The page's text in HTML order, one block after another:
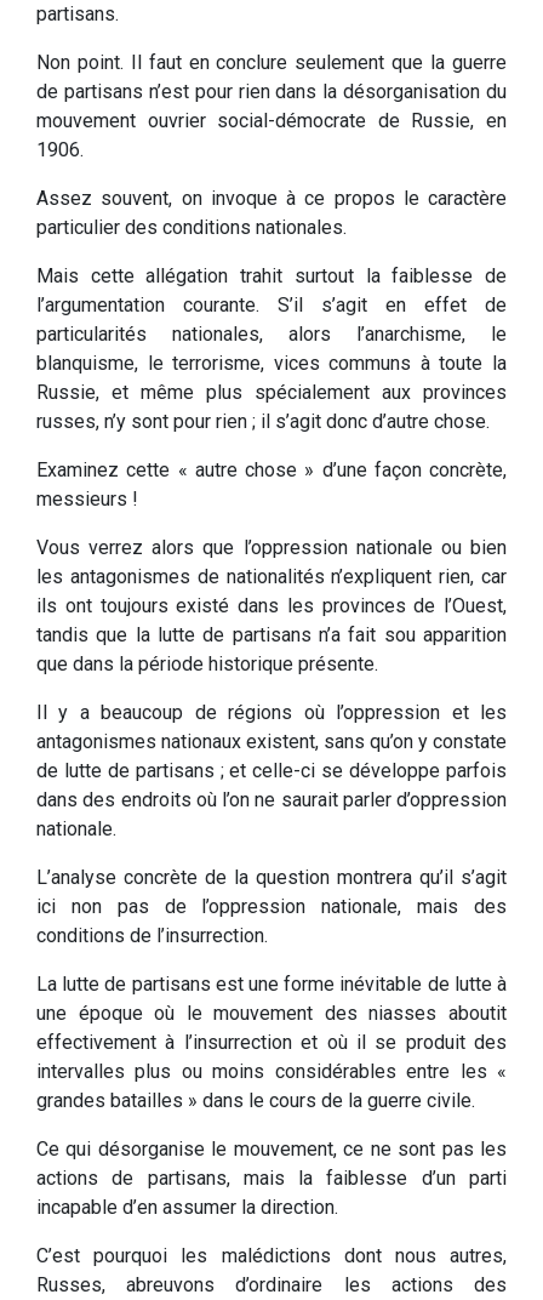
partisans.
Non point. Il faut en conclure seulement que la guerre
de partisans n’est pour rien dans la désorganisation du
mouvement ouvrier social-démocrate de Russie, en
1906.
Assez souvent, on invoque à ce propos le caractère
particulier des conditions nationales.
Mais cette allégation trahit surtout la faiblesse de
l’argumentation courante. S’il s’agit en effet de
particularités nationales, alors l’anarchisme, le
blanquisme, le terrorisme, vices communs à toute la
Russie, et même plus spécialement aux provinces
russes, n’y sont pour rien ; il s’agit donc d’autre chose.
Examinez cette « autre chose » d’une façon concrète,
messieurs !
Vous verrez alors que l’oppression nationale ou bien
les antagonismes de nationalités n’expliquent rien, car
ils ont toujours existé dans les provinces de l’Ouest,
tandis que la lutte de partisans n’a fait sou apparition
que dans la période historique présente.
Il y a beaucoup de régions où l’oppression et les
antagonismes nationaux existent, sans qu’on y constate
de lutte de partisans ; et celle-ci se développe parfois
dans des endroits où l’on ne saurait parler d’oppression
nationale.
L’analyse concrète de la question montrera qu’il s’agit
ici non pas de l’oppression nationale, mais des
conditions de l’insurrection.
La lutte de partisans est une forme inévitable de lutte à
une époque où le mouvement des niasses aboutit
effectivement à l’insurrection et où il se produit des
intervalles plus ou moins considérables entre les «
grandes batailles » dans le cours de la guerre civile.
Ce qui désorganise le mouvement, ce ne sont pas les
actions de partisans, mais la faiblesse d’un parti
incapable d’en assumer la direction.
C’est pourquoi les malédictions dont nous autres,
Russes, abreuvons d’ordinaire les actions des